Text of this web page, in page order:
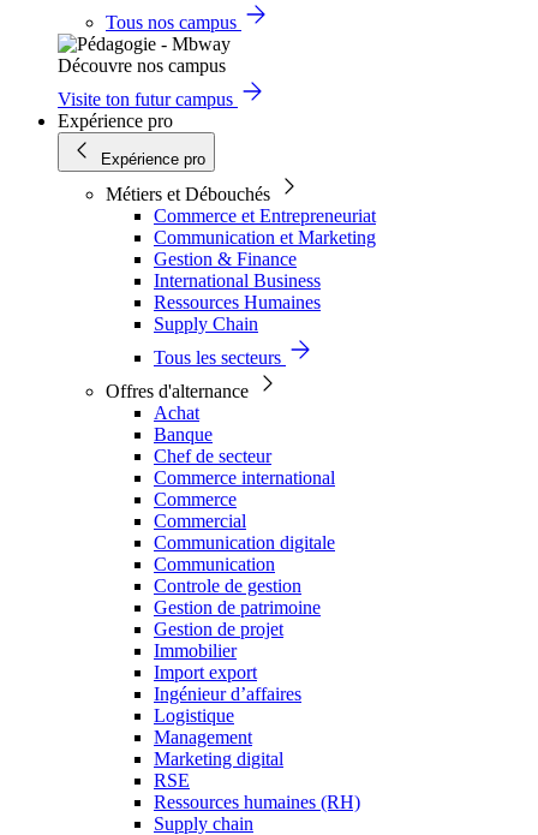
Tous nos campus
Découvre nos campus
Visite ton futur campus
Expérience pro
Expérience pro
Métiers et Débouchés
Commerce et Entrepreneuriat
Communication et Marketing
Gestion & Finance
International Business
Ressources Humaines
Supply Chain
Tous les secteurs
Offres d'alternance
Achat
Banque
Chef de secteur
Commerce international
Commerce
Commercial
Communication digitale
Communication
Controle de gestion
Gestion de patrimoine
Gestion de projet
Immobilier
Import export
Ingénieur d’affaires
Logistique
Management
Marketing digital
RSE
Ressources humaines (RH)
Supply chain